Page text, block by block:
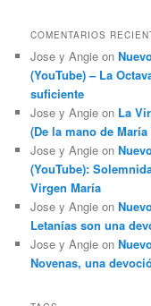
COMENTARIOS
Jose y Angie on
(YouTube) – La
suficiente
Jose y Angie on La
(De la mano de María
Jose y Angie on
(YouTube):
Virgen María
Jose y Angie on
Letanías son una
Jose y Angie on
Novenas, una